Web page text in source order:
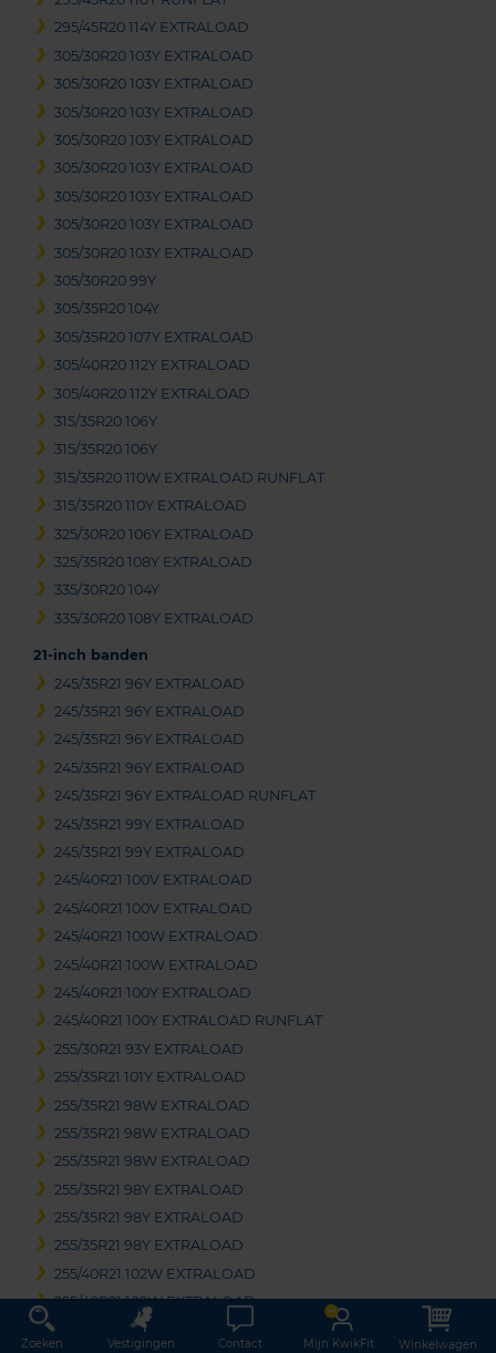
295/45R20 114Y EXTRALOAD
305/30R20 103Y EXTRALOAD
305/30R20 103Y EXTRALOAD
305/30R20 103Y EXTRALOAD
305/30R20 103Y EXTRALOAD
305/30R20 103Y EXTRALOAD
305/30R20 103Y EXTRALOAD
305/30R20 103Y EXTRALOAD
305/30R20 103Y EXTRALOAD
305/30R20 99Y
305/35R20 104Y
305/35R20 107Y EXTRALOAD
305/40R20 112Y EXTRALOAD
305/40R20 112Y EXTRALOAD
315/35R20 106Y
315/35R20 106Y
315/35R20 110W EXTRALOAD RUNFLAT
315/35R20 110Y EXTRALOAD
325/30R20 106Y EXTRALOAD
325/35R20 108Y EXTRALOAD
335/30R20 104Y
335/30R20 108Y EXTRALOAD
21-inch banden
245/35R21 96Y EXTRALOAD
245/35R21 96Y EXTRALOAD
245/35R21 96Y EXTRALOAD
245/35R21 96Y EXTRALOAD
245/35R21 96Y EXTRALOAD RUNFLAT
245/35R21 99Y EXTRALOAD
245/35R21 99Y EXTRALOAD
245/40R21 100V EXTRALOAD
245/40R21 100V EXTRALOAD
245/40R21 100W EXTRALOAD
245/40R21 100W EXTRALOAD
245/40R21 100Y EXTRALOAD
245/40R21 100Y EXTRALOAD RUNFLAT
255/30R21 93Y EXTRALOAD
255/35R21 101Y EXTRALOAD
255/35R21 98W EXTRALOAD
255/35R21 98W EXTRALOAD
255/35R21 98W EXTRALOAD
255/35R21 98Y EXTRALOAD
255/35R21 98Y EXTRALOAD
255/35R21 98Y EXTRALOAD
255/40R21 102W EXTRALOAD
255/40R21 102W EXTRALOAD
255/40R21 102Y EXTRALOAD
Zoeken Vestigingen Contact Mijn KwikFit Winkelwagen